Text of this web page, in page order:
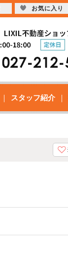
スタッフ紹介
お気に入り